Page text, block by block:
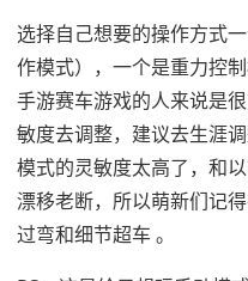
选择自己想要的操作方式
作模式），一个是重力控
手游赛车游戏的人来说是
敏度去调整，建议去生涯
模式的灵敏度太高了，和
漂移老断，所以萌新们记
过弯和细节超车 。